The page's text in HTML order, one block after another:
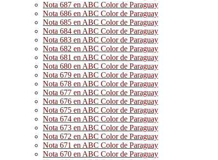
Nota 687 en ABC Color de Paraguay
Nota 686 en ABC Color de Paraguay
Nota 685 en ABC Color de Paraguay
Nota 684 en ABC Color de Paraguay
Nota 683 en ABC Color de Paraguay
Nota 682 en ABC Color de Paraguay
Nota 681 en ABC Color de Paraguay
Nota 680 en ABC Color de Paraguay
Nota 679 en ABC Color de Paraguay
Nota 678 en ABC Color de Paraguay
Nota 677 en ABC Color de Paraguay
Nota 676 en ABC Color de Paraguay
Nota 675 en ABC Color de Paraguay
Nota 674 en ABC Color de Paraguay
Nota 673 en ABC Color de Paraguay
Nota 672 en ABC Color de Paraguay
Nota 671 en ABC Color de Paraguay
Nota 670 en ABC Color de Paraguay